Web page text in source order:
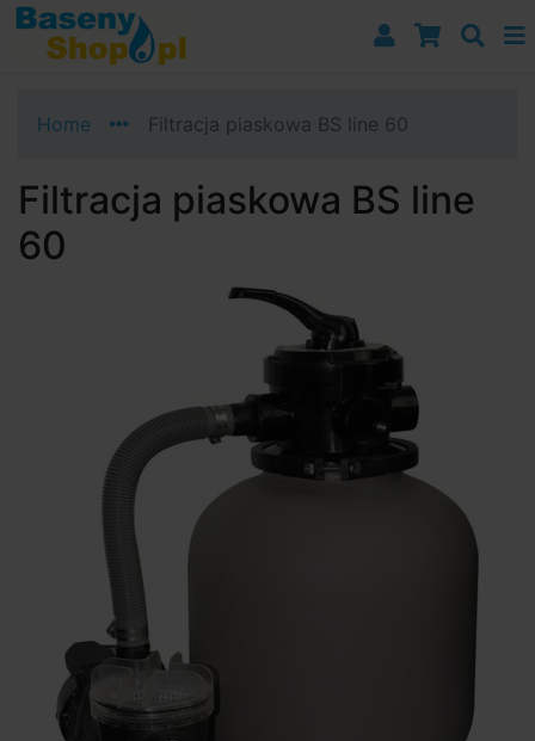
Przejdź do nawigacji
Przejdź do treści
Przejdź do paska bocznego
Home Filtracja piaskowa BS line 60
Filtracja piaskowa BS line
60